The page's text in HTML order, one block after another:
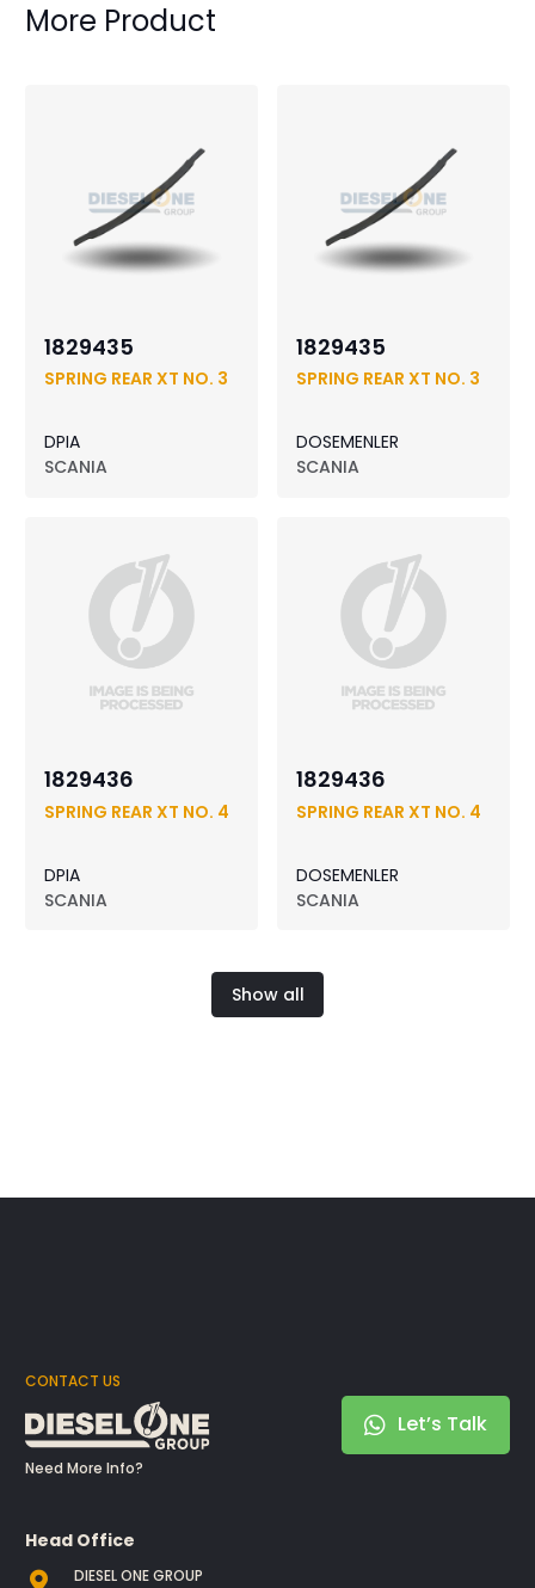
More Product
1829435
SPRING REAR XT NO. 3
DPIA
SCANIA
1829435
SPRING REAR XT NO. 3
DOSEMENLER
SCANIA
1829436
SPRING REAR XT NO. 4
DPIA
SCANIA
1829436
SPRING REAR XT NO. 4
DOSEMENLER
SCANIA
Show all
CONTACT US
Need More Info?
Let’s Talk
Head Office
DIESEL ONE GROUP